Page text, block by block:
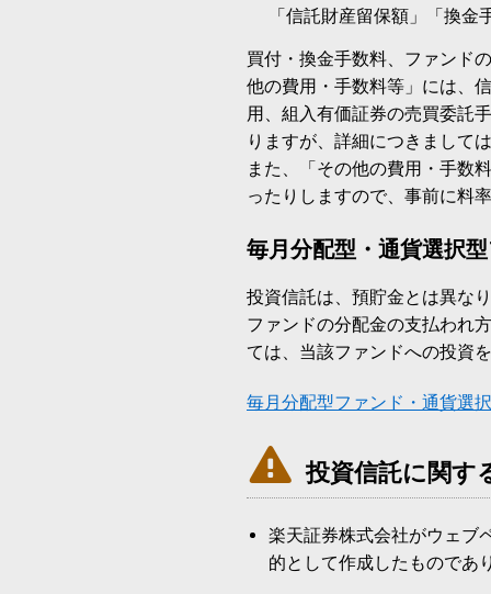
「信託財産留保額」「換
買付・換金手数料、ファンド
他の費用・手数料等」には、
用、組入有価証券の売買委託
りますが、詳細につきまして
また、「その他の費用・手数
ったりしますので、事前に料
毎月分配型・通貨選択
投資信託は、預貯金とは異な
ファンドの分配金の支払われ
ては、当該ファンドへの投資
毎月分配型ファンド・通貨選
 投資信託に関す
楽天証券株式会社がウェブ
的として作成したものであ